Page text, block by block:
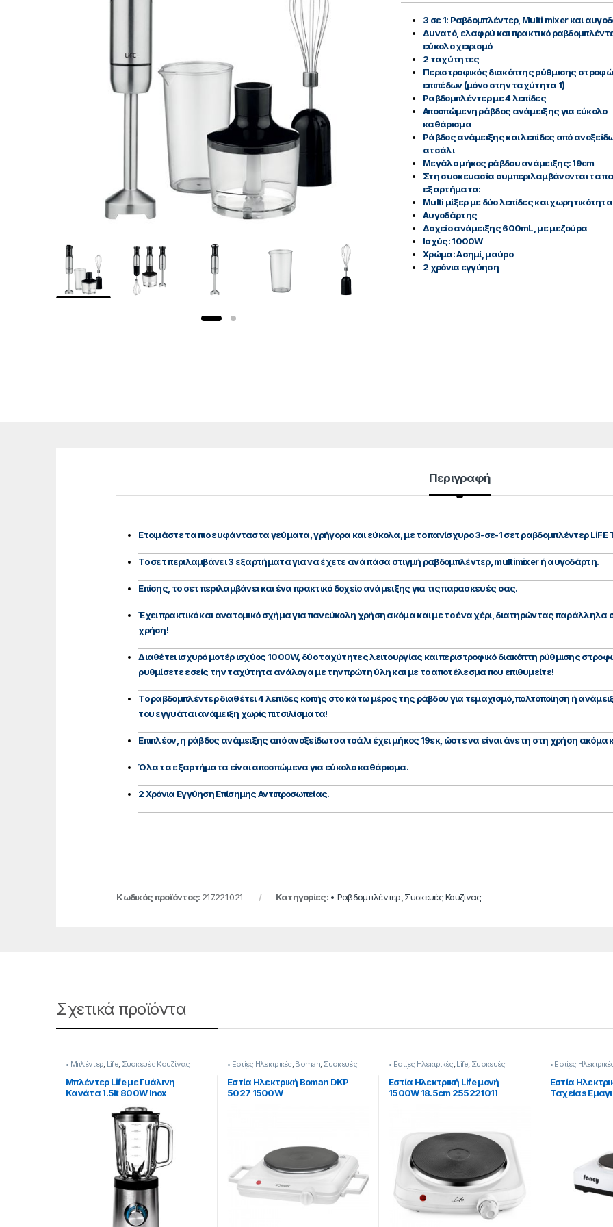
3 σε 1: Ραβδομπλέντερ, Multi mixer και
Δυνατό, ελαφρύ και πρακτικό
εύκολο χειρισμό
2 ταχύτητες
Περιστροφικός διακόπτης ρύθμισης
επιπέδων (μόνο στην ταχύτητα 1)
Ραβδομπλέντερ με 4 λεπίδες
Αποσπώμενη ράβδος ανάμειξης για εύκολο
καθάρισμα
Ράβδος ανάμειξης και λεπίδες από
ατσάλι
Μεγάλο μήκος ράβδου ανάμειξης: 19cm
Στη συσκευασία συμπεριλαμβάνονται τα
εξαρτήματα:
Multi μίξερ με δύο λεπίδες και
Αυγοδάρτης
Δοχείο ανάμειξης 600mL, με μεζούρα
Ισχύς: 1000W
Χρώμα: Ασημί, μαύρο
2 χρόνια εγγύηση
Περιγραφή
Ετοιμάστε τα πιο ευφάνταστα γεύματα, γρήγορα και εύκολα, με το πανίσχυρο 3-σε-1 σετ ραβδομπλέντερ LiFE
Το σετ περιλαμβάνει 3 εξαρτήματα για να έχετε ανά πάσα στιγμή ραβδομπλέντερ, multimixer ή αυγοδάρτη.
Επίσης, το σετ περιλαμβάνει και ένα πρακτικό δοχείο ανάμειξης για τις παρασκευές σας.
Έχει πρακτικό και ανατομικό σχήμα για πανεύκολη χρήση ακόμα και με το ένα χέρι, διατηρώντας
χρήση!
Διαθέτει ισχυρό μοτέρ ισχύος 1000W, δύο ταχύτητες λειτουργίας και περιστροφικό διακόπτη ρύθμισης
ρυθμίσετε εσείς την ταχύτητα ανάλογα με την πρώτη ύλη και με το αποτέλεσμα που επιθυμείτε!
Το ραβδομπλέντερ διαθέτει 4 λεπίδες κοπής στο κάτω μέρος της ράβδου για τεμαχισμό, πολτοποίηση ή
του εγγυάται ανάμειξη χωρίς πιτσιλίσματα!
Επιπλέον, η ράβδος ανάμειξης από ανοξείδωτο ατσάλι έχει μήκος 19εκ, ώστε να είναι άνετη στη χρήση ακόμα
Όλα τα εξαρτήματα είναι αποσπώμενα για εύκολο καθάρισμα.
2 Χρόνια Εγγύηση Επίσημης Αντιπροσωπείας.
Κωδικός προϊόντος: 217.221.021 Κατηγορίες: • Ραβδομπλέντερ Συσκευές Κουζίνας
Σχετικά προϊόντα
• Μπλέντερ, Life, Συσκευές Κουζίνας
Μπλέντερ Life με Γυάλινη
Κανάτα 1.5lt 800W Inox
• Εστίες Ηλεκτρικές,Boman,Συσκευές
Κουζίνας
Εστία Ηλεκτρική Boman DKP
5027 1500W
• Εστίες Ηλεκτρικές,Life, Συσκευές
Κουζίνας
Εστία Ηλεκτρική Life μονή
1500W 18.5cm 255221011
• Εστίες
Κουζίνας
Εστία
Ταχείαs